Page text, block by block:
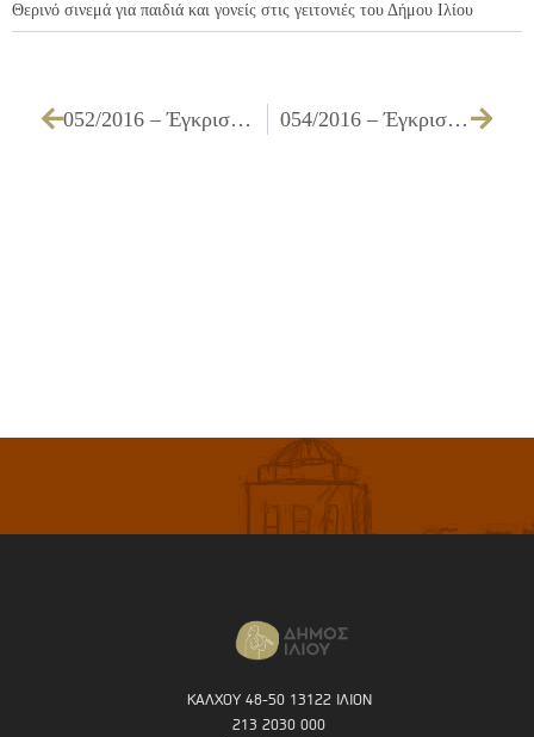
Θερινό σινεμά για παιδιά και γονείς στις γειτονιές του Δήμου Ιλίου
052/2016 – Έγκριση πίστωσης και τεχνικών προδιαγραφών για την «Προμήθεια φιαλών υγραερίου για τις ανάγκες των Κ.ΑΠ.Η. της Δ/νσης Κοινωνικής Προστασίας και Υγείας, έτους 2016» 054/2016 – Έγκριση πίστωσης, τεχνικών προδιαγραφών και καθορισμός όρων διακήρυξης για την «Προμήθεια πλαστικών σάκων απορριμμάτων»
ΚΑΛΧΟΥ 48-50 13122 ΙΛΙΟΝ
213 2030 000